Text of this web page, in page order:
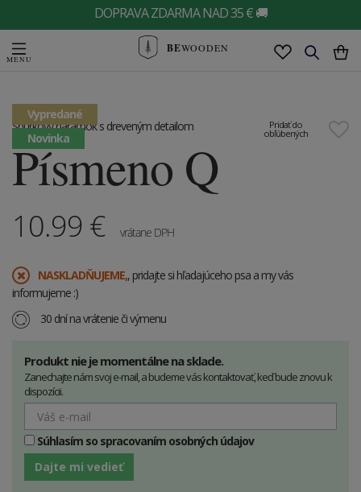
DOPRAVA ZDARMA NAD 35 € 🚚
BEWOODEN
Vypredané
Novinka
Pridať do
obľúbených
Šnúrkový náramok s dreveným detailom
Písmeno Q
10.99 € vrátane DPH
​NASKLADŇUJEME,, pridajte si hľadajúceho psa a my vás
informujeme :)
30 dní na vrátenie či výmenu
Produkt nie je momentálne na sklade.
Zanechajte nám svoj e-mail, a budeme vás kontaktovať, keď bude znovu k
dispozícii.
Súhlasím so spracovaním osobných údajov
Dajte mi vedieť